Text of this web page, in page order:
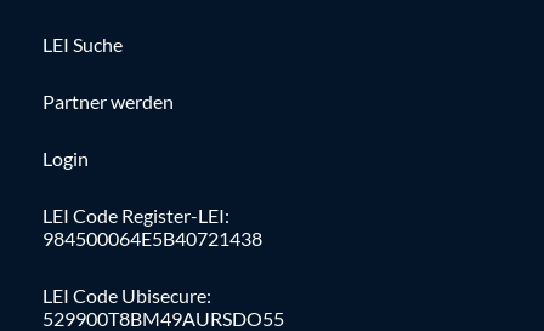
LEI Suche
Partner werden
Login
LEI Code Register-LEI:
984500064E5B40721438
LEI Code Ubisecure:
529900T8BM49AURSDO55